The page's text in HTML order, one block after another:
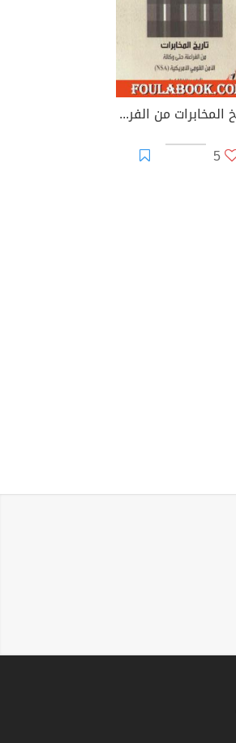
تاريخ المخابرات من الفراعنة حتى وكالة الأمن القومي الأمريكية( NSA)
5